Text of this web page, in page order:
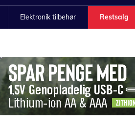
Elektronik tilbehør Restsalg